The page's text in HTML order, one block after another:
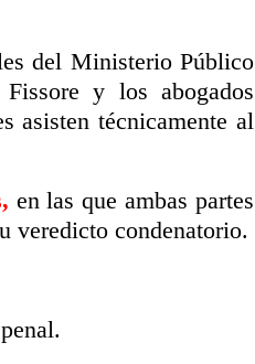
del Ministerio Público
y los abogados
asisten técnicamente al
en las que ambas partes
veredicto condenatorio.